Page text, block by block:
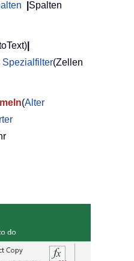
Spalten
Spezialfilter(Zellen
(Alter